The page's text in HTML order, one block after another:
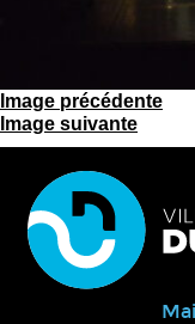
Image précédente
Image suivante